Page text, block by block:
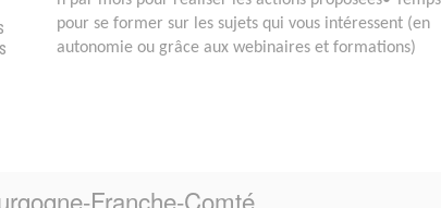
pour se former sur les sujets qui vous intéressent (en
autonomie ou grâce aux webinaires et formations)
Franche-Comté